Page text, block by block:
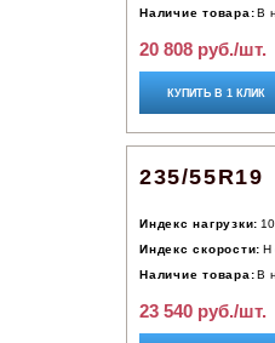
Наличие товара: В
20 808 руб./шт.
КУПИТЬ В 1 КЛИК
235/55R19
Индекс нагрузки:
Индекс скорости: H
Наличие товара: В
23 540 руб./шт.